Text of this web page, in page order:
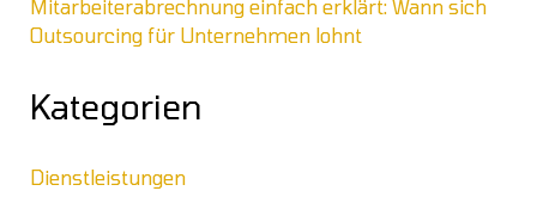
Mitarbeiterabrechnung einfach erklärt: Wann sich
Outsourcing für Unternehmen lohnt
Kategorien
Dienstleistungen